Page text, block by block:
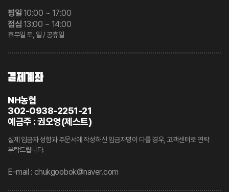
평일10:00 ~ 17:00
점심13:00 ~ 14:00
휴무일 토, 일 / 공휴일
결제계좌
NH농협
302-0938-2251-21
예금주 : 권오영(제스트)
실제 입금자 성함과 주문서에 작성하신 입금자명이 다를 경우, 고객센터로 연락
부탁드립니다.
E-mail : chukgoobok@naver.com